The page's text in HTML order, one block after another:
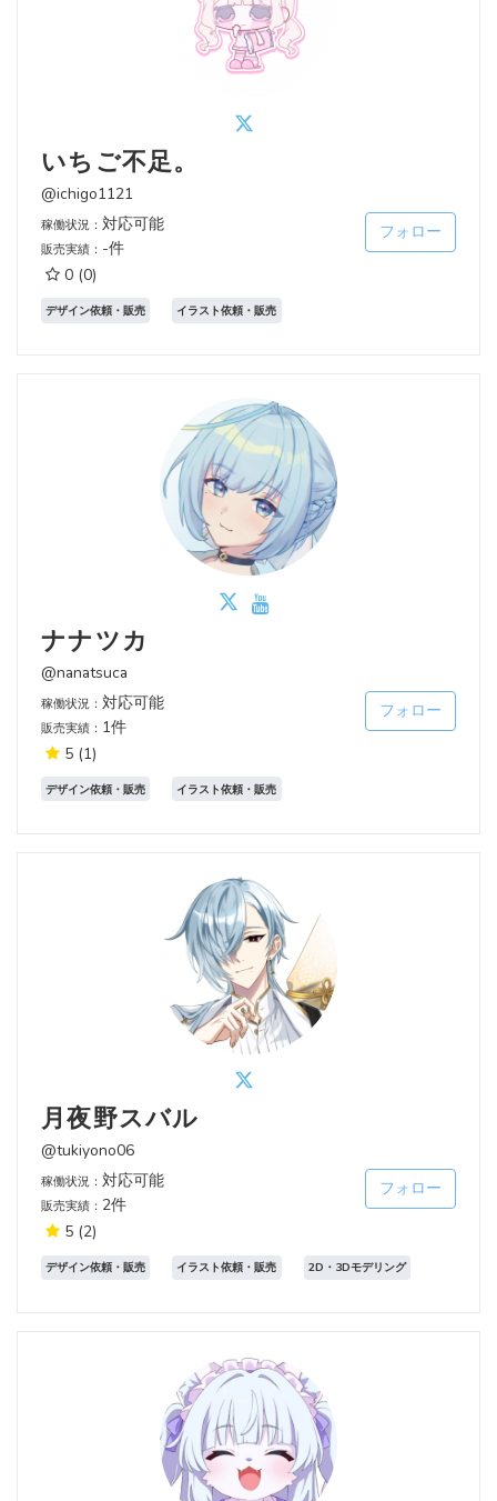
いちご不足。
@ichigo1121
稼働状況： 対応可能
販売実績： -件
0 (0)
フォロー
デザイン依頼・販売 イラスト依頼・販売
ナナツカ
@nanatsuca
稼働状況： 対応可能
販売実績： 1件
5 (1)
フォロー
デザイン依頼・販売 イラスト依頼・販売
月夜野スバル
@tukiyono06
稼働状況： 対応可能
販売実績： 2件
5 (2)
フォロー
デザイン依頼・販売 イラスト依頼・販売 2D・3Dモデリング